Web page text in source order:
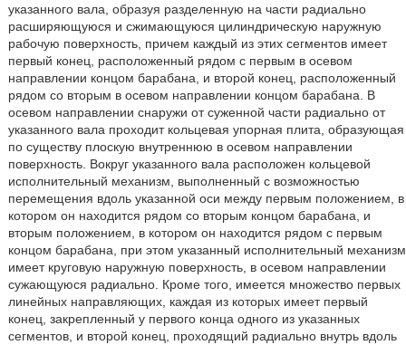
указанного вала, образуя разделенную на части радиально
расширяющуюся и сжимающуюся цилиндрическую наружную
рабочую поверхность, причем каждый из этих сегментов имеет
первый конец, расположенный рядом с первым в осевом
направлении концом барабана, и второй конец, расположенный
рядом со вторым в осевом направлении концом барабана. В
осевом направлении снаружи от суженной части радиально от
указанного вала проходит кольцевая упорная плита, образующая
по существу плоскую внутреннюю в осевом направлении
поверхность. Вокруг указанного вала расположен кольцевой
исполнительный механизм, выполненный с возможностью
перемещения вдоль указанной оси между первым положением, в
котором он находится рядом со вторым концом барабана, и
вторым положением, в котором он находится рядом с первым
концом барабана, при этом указанный исполнительный механизм
имеет круговую наружную поверхность, в осевом направлении
сужающуюся радиально. Кроме того, имеется множество первых
линейных направляющих, каждая из которых имеет первый
конец, закрепленный у первого конца одного из указанных
сегментов, и второй конец, проходящий радиально внутрь вдоль